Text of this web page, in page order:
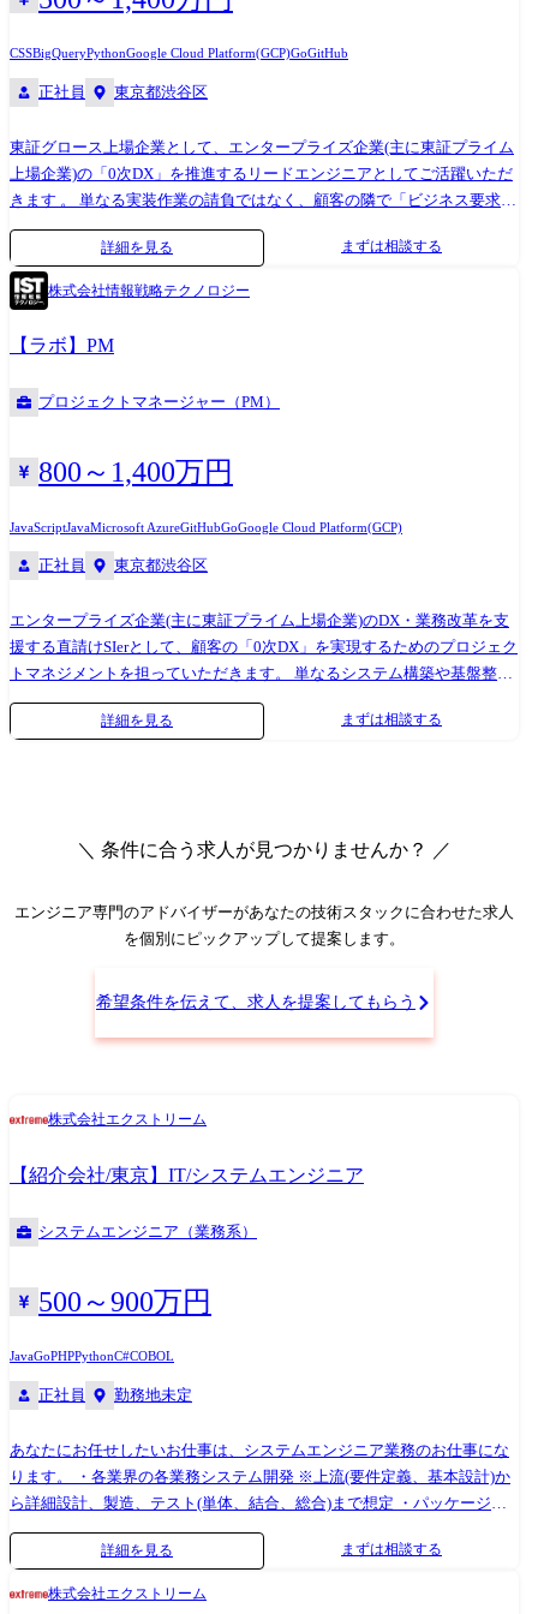
胆な権限移譲を設計・実行します。 単に仕事を振るだけでなく、OKRや
チームMVV(ミッション・ビジョン・バリュー)といった「共通言語」を
状態を作り上げます。 結果として、特定個人への依存を解消し、チーム
を構築することがゴールです。 ●参考
https://speakerdeck.com/oomatomo/chemically-reactive-speed-development-
with-ai-tdd-pair-pro-ai
https://blog.engineer.adways.net/entry/2025/12/03/140000
https://blog.engineer.adways.net/entry/2025/07/30/120000 【業務上で使用
する技術・ツール・開発環境】 ●言語 ・フレームワーク Go、Scala、
Perl、TypeScript、Vue.js、Play Framework、Catalyst ●インフラ ・運用
AWS、GCP、オンプレ、Docker、DataDog、Ansible、Terraform ●コラボ
Copilot、Claude Code、Devin ●開発手法 スクラム(アジャイル) 【入社後
のフォロー体制】 入社直後は、既存のマネージャー(EM)と並走しながら
任せすることはありません。 まずはチームメンバーとの1on1や開発定例
スタートします。 並行して、複雑な広告ドメインや事業KPIに関するレ
雇入直後:エンジニアリングマネージャー ※変更の範囲:会社の定める配
などアプリケーションアーキテクチャ全体の設計、実装 コーディングル
ン組織内での技術共有 他の職種とのコミュニケーションを取り、要件を
CSSBigQueryPythonGoogle Cloud Platform(GCP)GoGitHub
正社員 東京都渋谷区
東証グロース上場企業として、エンタープライズ企業(主に東証プライム
上場企業)の「0次DX」を推進するリードエンジニアとしてご活躍いただ
きます 。 単なる実装作業の請負ではなく、顧客の隣で「ビジネス要求の
言語化」から「最適なアーキテクチャ設計・実装」までを一貫して担
い、技術的な意思決定をリードする役割を期待しています 。 【業務詳
細】 技術リード・設計: プロジェクトにおける技術的指針(ビジョン)を提
示し、静的型付け言語を用いた高度な実装および詳細設計による品質管
理を主導します 。 モダン開発の推進: 生成AI(LLM等)の活用やクラウド
ネイティブな構成への移行など、最新技術を用いたPoC・新規サービス
立ち上げを牽引します 。 チームマネジメント(技術面): コーディング規約
の策定、コードレビュー、開発プロセスの標準化を通じてチーム全体の
技術的視点から分析し、実現可能な解決策を提案・実装へと落とし込み
ます 。 若手育成: 技術責任者として、主体的に若手エンジニアの教育・
Kotlin, Swift, SQL, HTML/CSS など フレームワーク: Spring Boot, Laravel,
ンフラ: Docker, Kubernetes, Terraform, Ansible, Jenkins, GitLab CI, GitHub
Actions など データベース: MySQL, PostgreSQL, Aurora, Oracle, SQL
Server, BigQuery, DynamoDB など ツール: Git, GitLab, GitHub, Slack, Jira,
Confluence, Backlog, Looker, Figma など その他: 生成AI (Azure OpenAI,
Amazon Bedrock, Google Gemini, GitHub Copilot), ローコード (Pega,
詳細を見る まずは相談する
株式会社情報戦略テクノロジー
【ラボ】PM
プロジェクトマネージャー（PM）
800～1,400万円
JavaScriptJavaMicrosoft AzureGitHubGoGoogle Cloud Platform(GCP)
正社員 東京都渋谷区
エンタープライズ企業(主に東証プライム上場企業)のDX・業務改革を支
援する直請けSIerとして、顧客の「0次DX」を実現するためのプロジェク
トマネジメントを担っていただきます。 単なるシステム構築や基盤整備
に留まらず、顧客の隣でビジネス要求を言語化し、データ活用や最新技
術を用いて「顧客のビジネスをどう変えるか」まで踏み込んだ企画・リ
でを横断した全体設計、およびアジャイル(スクラム)を用いた柔軟なプロ
し):ビジネス部門・IT部門・エンジニア間の「翻訳」を行い、顧客と対等
なパートナーとして意思決定に関与します。 ●チームビルディング・組
等)を統率し、組織の成長に向けたチームビルディングや若手育成を行い
ます。 新規案件獲得サポート:営業と連携し、見積もり検討や客先訪問を
通じて新規案件獲得や案件拡大のサポートを行います。 【技術スタッ
Power BI, Looker など バックエンド: Java (Spring Framework), Go, Python,
ツール (ChatGPT, Claude等)
詳細を見る まずは相談する
＼ 条件に合う求人が見つかりませんか？ ／
エンジニア専門のアドバイザーがあなたの技術スタックに合わせた求人
を個別にピックアップして提案します。
希望条件を伝えて、求人を提案してもらう
株式会社エクストリーム
【紹介会社/東京】IT/システムエンジニア
システムエンジニア（業務系）
500～900万円
JavaGoPHPPythonC#COBOL
正社員 勤務地未定
あなたにお任せしたいお仕事は、システムエンジニア業務のお仕事にな
ります。 ・各業界の各業務システム開発 ※上流(要件定義、基本設計)か
ら詳細設計、製造、テスト(単体、結合、総合)まで想定 ・パッケージ開
発 ・運用保守業務 IT系だとCTCやSCSK、Skyや帝人など、WEB系だと
アクセンチュアやシャノンなど業界を牽引するトップ企業含め様々な企
詳細を見る まずは相談する
株式会社エクストリーム